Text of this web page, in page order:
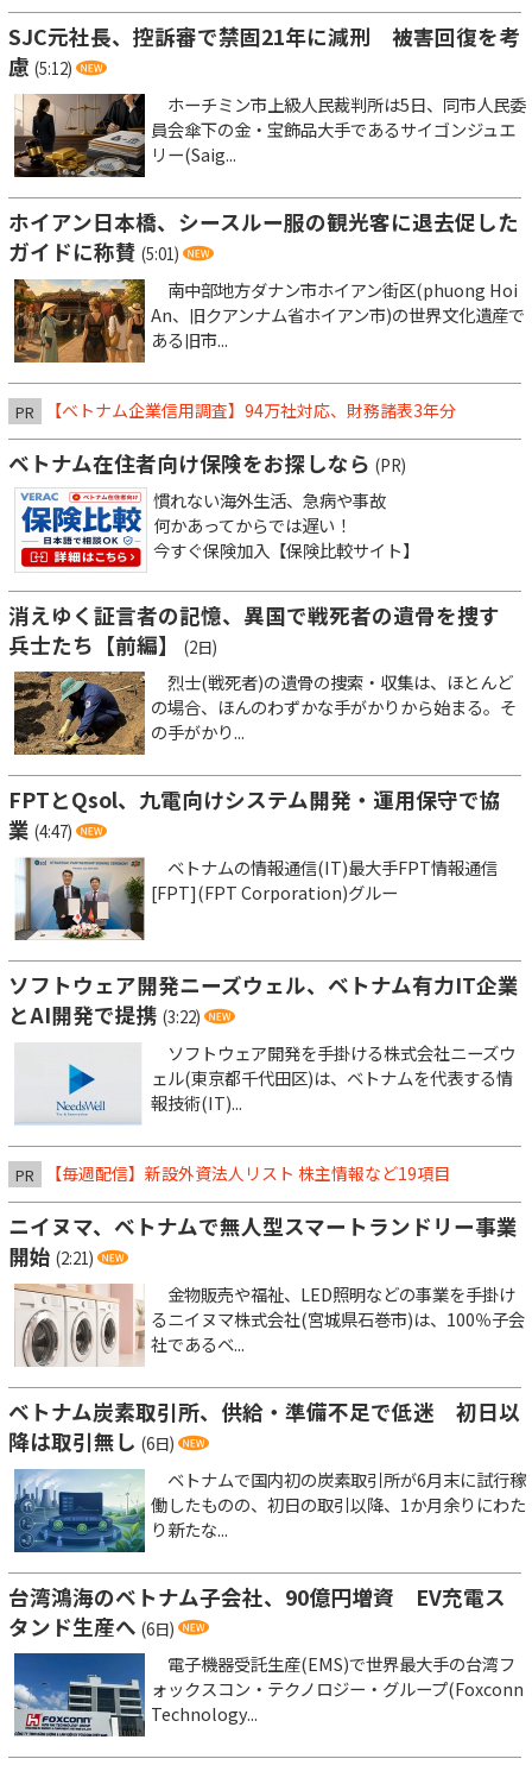
SJC元社長、控訴審で禁固21年に減刑 被害回復を考
慮 (5:12)
ホーチミン市上級人民裁判所は5日、同市人民委
員会傘下の金・宝飾品大手であるサイゴンジュエ
リー(Saig...
ホイアン日本橋、シースルー服の観光客に退去促した
ガイドに称賛 (5:01)
南中部地方ダナン市ホイアン街区(phuong Hoi
An、旧クアンナム省ホイアン市)の世界文化遺産で
ある旧市...
PR 【ベトナム企業信用調査】94万社対応、財務諸表3年分
ベトナム在住者向け保険をお探しなら (PR)
慣れない海外生活、急病や事故
何かあってからでは遅い！
今すぐ保険加入【保険比較サイト】
消えゆく証言者の記憶、異国で戦死者の遺骨を捜す
兵士たち【前編】
(2日)
烈士(戦死者)の遺骨の捜索・収集は、ほとんど
の場合、ほんのわずかな手がかりから始まる。そ
の手がかり...
FPTとQsol、九電向けシステム開発・運用保守で協
業 (4:47)
ベトナムの情報通信(IT)最大手FPT情報通信
[FPT](FPT Corporation)グルー
ソフトウェア開発ニーズウェル、ベトナム有力IT企業
とAI開発で提携 (3:22)
ソフトウェア開発を手掛ける株式会社ニーズウ
ェル(東京都千代田区)は、ベトナムを代表する情
報技術(IT)...
PR 【毎週配信】新設外資法人リスト 株主情報など19項目
ニイヌマ、ベトナムで無人型スマートランドリー事業
開始 (2:21)
金物販売や福祉、LED照明などの事業を手掛け
るニイヌマ株式会社(宮城県石巻市)は、100％子会
社であるベ...
ベトナム炭素取引所、供給・準備不足で低迷 初日以
降は取引無し (6日)
ベトナムで国内初の炭素取引所が6月末に試行稼
働したものの、初日の取引以降、1か月余りにわた
り新たな...
台湾鴻海のベトナム子会社、90億円増資 EV充電ス
タンド生産へ (6日)
電子機器受託生産(EMS)で世界最大手の台湾フ
ォックスコン・テクノロジー・グループ(Foxconn
Technology...